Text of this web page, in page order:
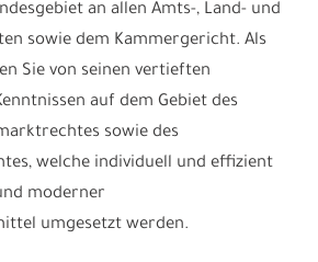
an allen Amts-, Land- und
sowie dem Kammergericht. Als
Sie von seinen vertieften
auf dem Gebiet des
sowie des
welche individuell und effizient
moderner
umgesetzt werden.